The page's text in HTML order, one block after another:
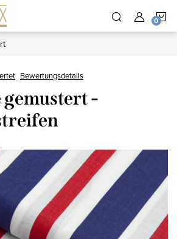
Bewertungsdetails
-